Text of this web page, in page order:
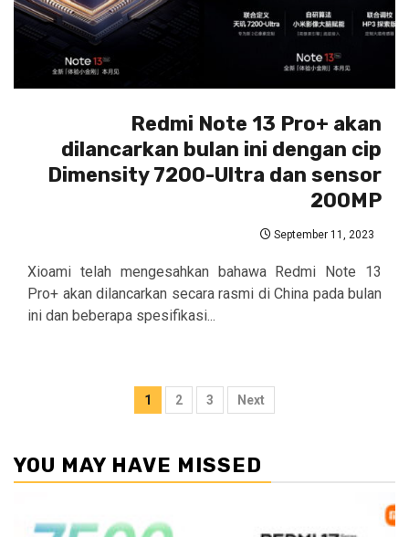
Redmi Note 13 Pro+ akan
dilancarkan bulan ini dengan cip
Dimensity 7200-Ultra dan sensor
200MP
September 11, 2023
Xioami telah mengesahkan bahawa Redmi Note 13
Pro+ akan dilancarkan secara rasmi di China pada bulan
ini dan beberapa spesifikasi...
Posts
1 2 3 Next
YOU MAY HAVE MISSED